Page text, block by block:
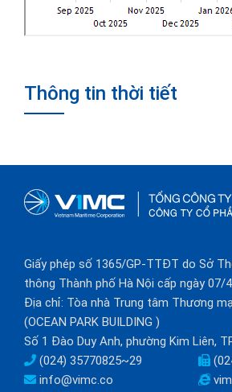
Thông tin thời tiết
Giấy phép số 1365/GP-TTĐT do Sở
thông Thành phố Hà Nội cấp ngày 07/
Địa chỉ: Tòa nhà Trung tâm Thương
(OCEAN PARK BUILDING )
Số 1 Đào Duy Anh, phường Kim Liên,
(024) 35770825~29
info@vimc.co